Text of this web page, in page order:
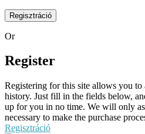
Regisztráció
Or
Register
Registering for this site allows you to
history. Just fill in the fields below,
up for you in no time. We will only
necessary to make the purchase
Regisztráció